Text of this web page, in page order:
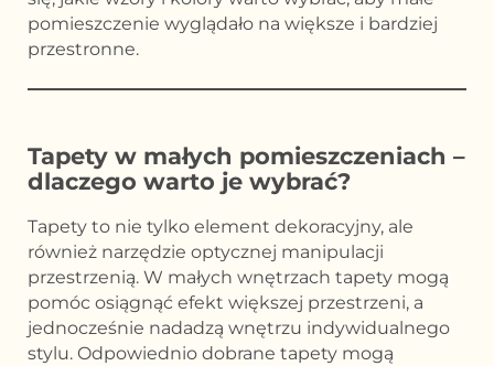
pomieszczenie wyglądało na większe i bardziej
przestronne.
Tapety w małych pomieszczeniach –
dlaczego warto je wybrać?
Tapety to nie tylko element dekoracyjny, ale
również narzędzie optycznej manipulacji
przestrzenią. W małych wnętrzach tapety mogą
pomóc osiągnąć efekt większej przestrzeni, a
jednocześnie nadadzą wnętrzu indywidualnego
stylu. Odpowiednio dobrane tapety mogą